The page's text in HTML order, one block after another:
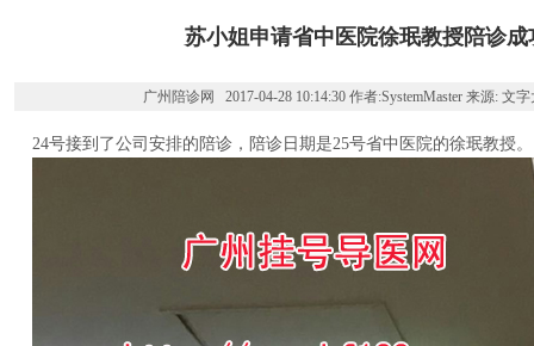
苏小姐申请省中医院徐珉教授陪诊成
广州陪诊网 2017-04-28 10:14:30 作者:SystemMaster 来源: 文
24号接到了公司安排的陪诊，陪诊日期是25号省中医院的徐珉教授。